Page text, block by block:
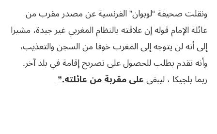
ونقلت صحيفة “لوبوان” الفرنسية عن مصدر مقرب من
عائلة الإمام قوله إن علاقته بالنظام المغربي غير جيدة، مشيرا
إلى أنه لن يتوجه إلى المغرب خوفا من السجن والتعذيب،
وأنه تقدم بطلب للحصول على تصريح إقامة في بلد آخر.
ربما بلجيكا ، ليبقىعلى مقربة من عائلته.”